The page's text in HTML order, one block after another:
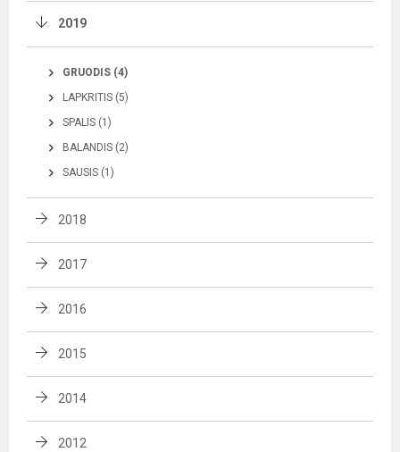
2019
GRUODIS (4)
LAPKRITIS (5)
SPALIS (1)
BALANDIS (2)
SAUSIS (1)
2018
2017
2016
2015
2014
2012